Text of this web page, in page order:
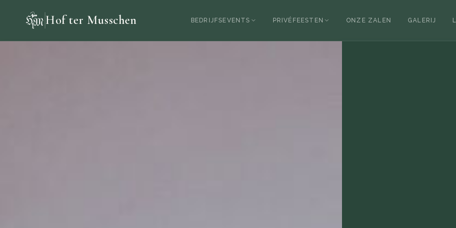
Hof ter Musschen BEDRIJFSEVENTS PRIVÉFEESTEN ONZE ZALEN GALERIJ